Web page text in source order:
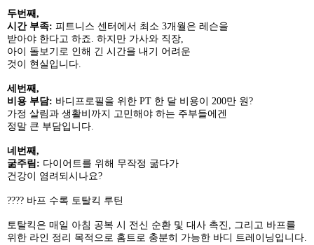
두번째,
시간 부족: 피트니스 센터에서 최소 3개월은 레슨을
받아야 한다고 하죠. 하지만 가사와 직장,
아이 돌보기로 인해 긴 시간을 내기 어려운
것이 현실입니다.
세번째,
비용 부담: 바디프로필을 위한 PT 한 달 비용이 200만 원?
가정 살림과 생활비까지 고민해야 하는 주부들에겐
정말 큰 부담입니다.
네번째,
굶주림: 다이어트를 위해 무작정 굶다가
건강이 염려되시나요?
???? 바프 수록 토탈킥 루틴
토탈킥은 매일 아침 공복 시 전신 순환 및 대사 촉진, 그리고 바프를
위한 라인 정리 목적으로 홈트로 충분히 가능한 바디 트레이닝입니다.